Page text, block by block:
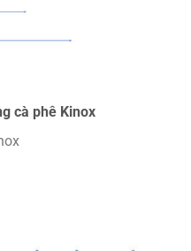
cà phê Kinox